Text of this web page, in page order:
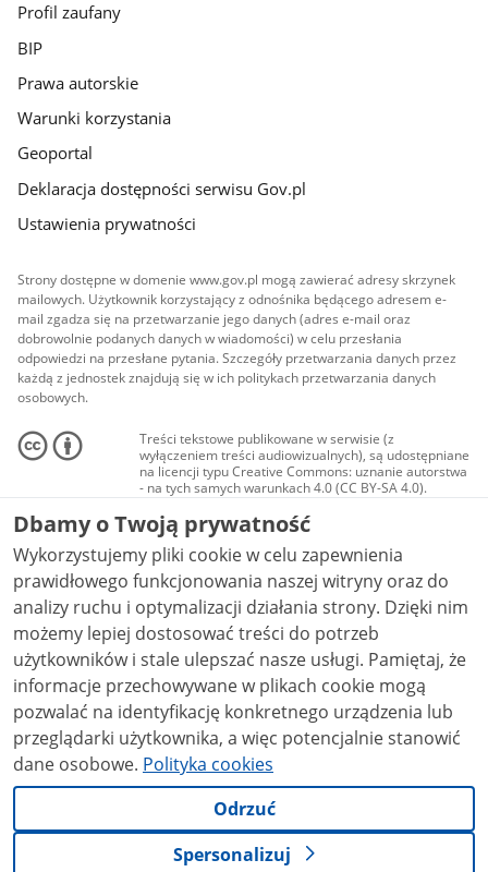
Profil zaufany
BIP
Prawa autorskie
Warunki korzystania
Geoportal
Deklaracja dostępności serwisu Gov.pl
Ustawienia prywatności
Strony dostępne w domenie www.gov.pl mogą zawierać adresy skrzynek
mailowych. Użytkownik korzystający z odnośnika będącego adresem e-
mail zgadza się na przetwarzanie jego danych (adres e-mail oraz
dobrowolnie podanych danych w wiadomości) w celu przesłania
odpowiedzi na przesłane pytania. Szczegóły przetwarzania danych przez
każdą z jednostek znajdują się w ich politykach przetwarzania danych
osobowych.
Treści tekstowe publikowane w serwisie (z
wyłączeniem treści audiowizualnych), są udostępniane
na licencji typu Creative Commons: uznanie autorstwa
- na tych samych warunkach 4.0 (CC BY-SA 4.0).
Materiały audiowizualne, w tym zdjęcia, materiały
audio i wideo, są udostępniane na licencji typu
Creative Commons: uznanie autorstwa użycie
niekomercyjne - bez utworów zależnych 4.0 (CC BY-
NC-ND 4.0), o ile nie jest to stwierdzone inaczej.
Dbamy o Twoją prywatność
Wykorzystujemy pliki cookie w celu zapewnienia
prawidłowego funkcjonowania naszej witryny oraz do
analizy ruchu i optymalizacji działania strony. Dzięki nim
możemy lepiej dostosować treści do potrzeb
użytkowników i stale ulepszać nasze usługi. Pamiętaj, że
informacje przechowywane w plikach cookie mogą
pozwalać na identyfikację konkretnego urządzenia lub
przeglądarki użytkownika, a więc potencjalnie stanowić
dane osobowe. Polityka cookies
Odrzuć
Spersonalizuj